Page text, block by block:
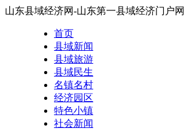
山东县域经济网-山东第一县域经济门户
首页
县域新闻
县域旅游
县域民生
名镇名村
经济园区
特色小镇
社会新闻